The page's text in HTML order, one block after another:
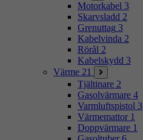
Motorkabel 3
Skarvsladd 2
Grenuttag 3
Kabelvinda 2
Rörål 2
Kabelskydd 3
Värme 21
Tjältinare 2
Gasolvärmare 4
Varmluftspistol 3
Värmemattor 1
Doppvärmare 1